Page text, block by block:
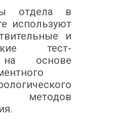
отдела в
используют
и
тест-
основе